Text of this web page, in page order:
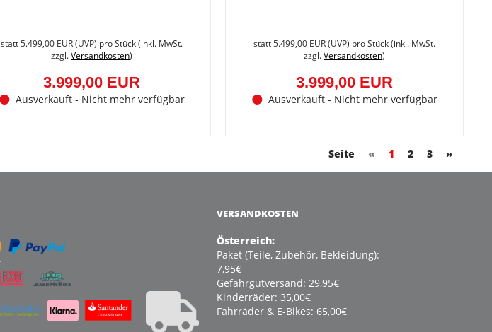
statt5.499,00 EUR(UVP) pro Stück (inkl. MwSt.
zzgl.Versandkosten)
3.999,00 EUR
Ausverkauft - Nicht mehr verfügbar
statt5.499,00 EUR(UVP) pro Stück (inkl. MwSt.
zzgl.Versandkosten)
3.999,00 EUR
Ausverkauft - Nicht mehr verfügbar
Seite « 1 2 3 »
VERSANDKOSTEN
Österreich:
Paket (Teile, Zubehör, Bekleidung):
7,95€
Gefahrgutversand: 29,95€
Kinderräder: 35,00€
Fahrräder & E-Bikes: 65,00€